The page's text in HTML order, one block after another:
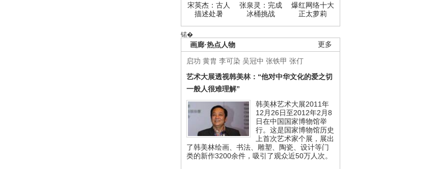
宋英杰：古人
描述处暑
张泉灵：完成
冰桶挑战
爆红网络十大
正太萝莉
锘�
更多
画廊·热点人物
启功 黄胄 李可染 吴冠中 张铁甲 张仃
艺术大展透视韩美林：“他对中华文化的爱之切
一般人很难理解”
韩美林艺术大展2011年
12月26日至2012年2月8
日在中国国家博物馆举
行。这是国家博物馆历史
上首次艺术家个展，展出
了韩美林绘画、书法、雕塑、陶瓷、设计等门
类的新作3200余件，吸引了观众近50万人次。